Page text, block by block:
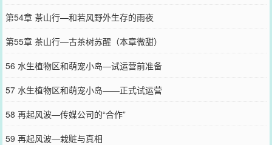
第54章 茶山行—和若风野外生存的雨夜
第55章 茶山行—古茶树苏醒（本章微甜）
56 水生植物区和萌宠小岛—试运营前准备
57 水生植物区和萌宠小岛——正式试运营
58 再起风波—传媒公司的“合作”
59 再起风波—栽赃与真相